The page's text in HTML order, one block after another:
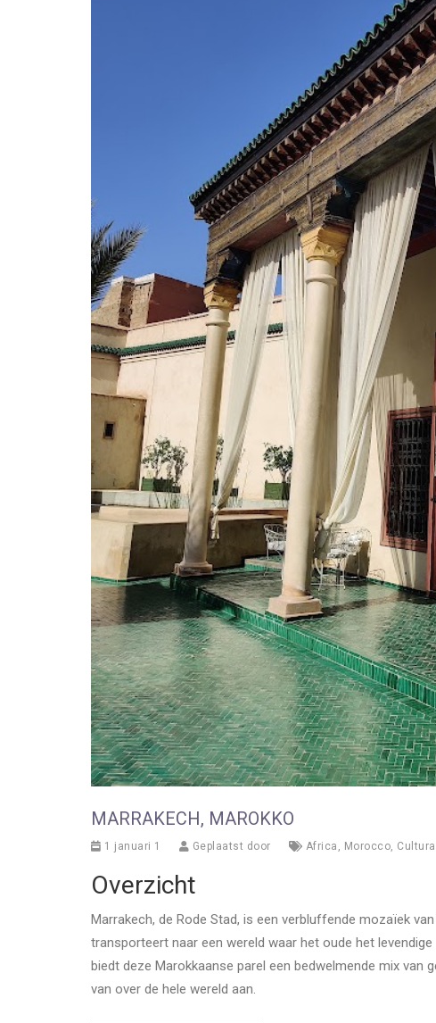
MARRAKECH, MAROKKO
1 januari 1 Geplaatst door Africa , Morocco, Cultural
Overzicht
Marrakech, de Rode Stad, is een verbluffende mozaïek
transporteert naar een wereld waar het oude het
biedt deze Marokkaanse parel een bedwelmende mix van
van over de hele wereld aan.